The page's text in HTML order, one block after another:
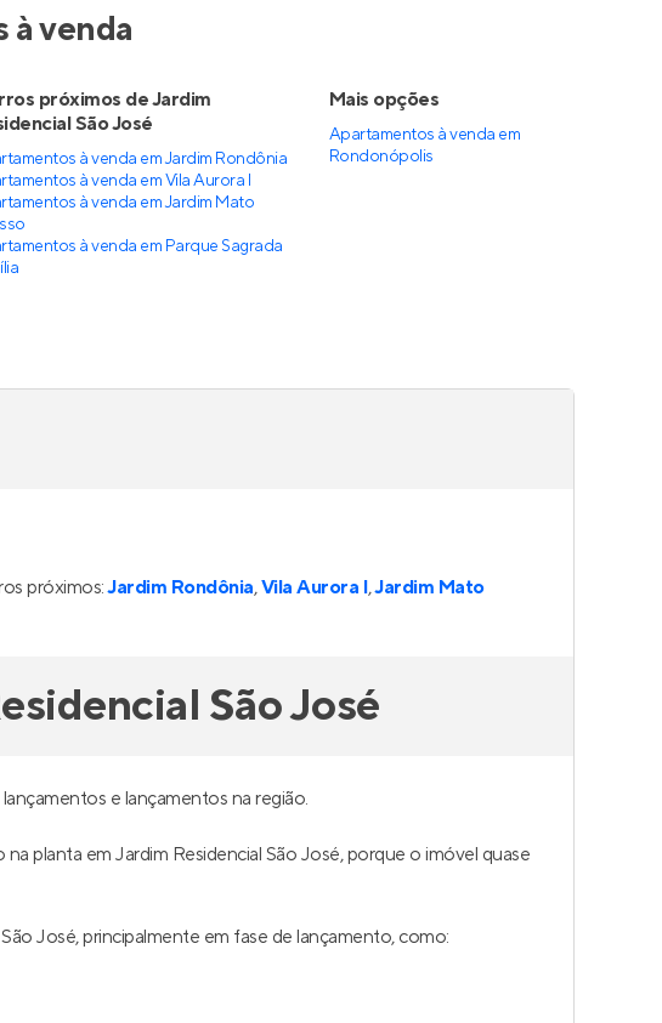
à venda
próximos de Jardim
São José
à venda em Jardim Rondônia
à venda em Vila Aurora I
à venda em Jardim Mato
à venda em Parque Sagrada
Mais opções
Apartamentos à venda em
Rondonópolis
próximos:Jardim Rondônia,Vila Aurora I,Jardim Mato
São José
e lançamentos na região.
planta em Jardim Residencial São José, porque o imóvel quase
José, principalmente em fase de lançamento, como: